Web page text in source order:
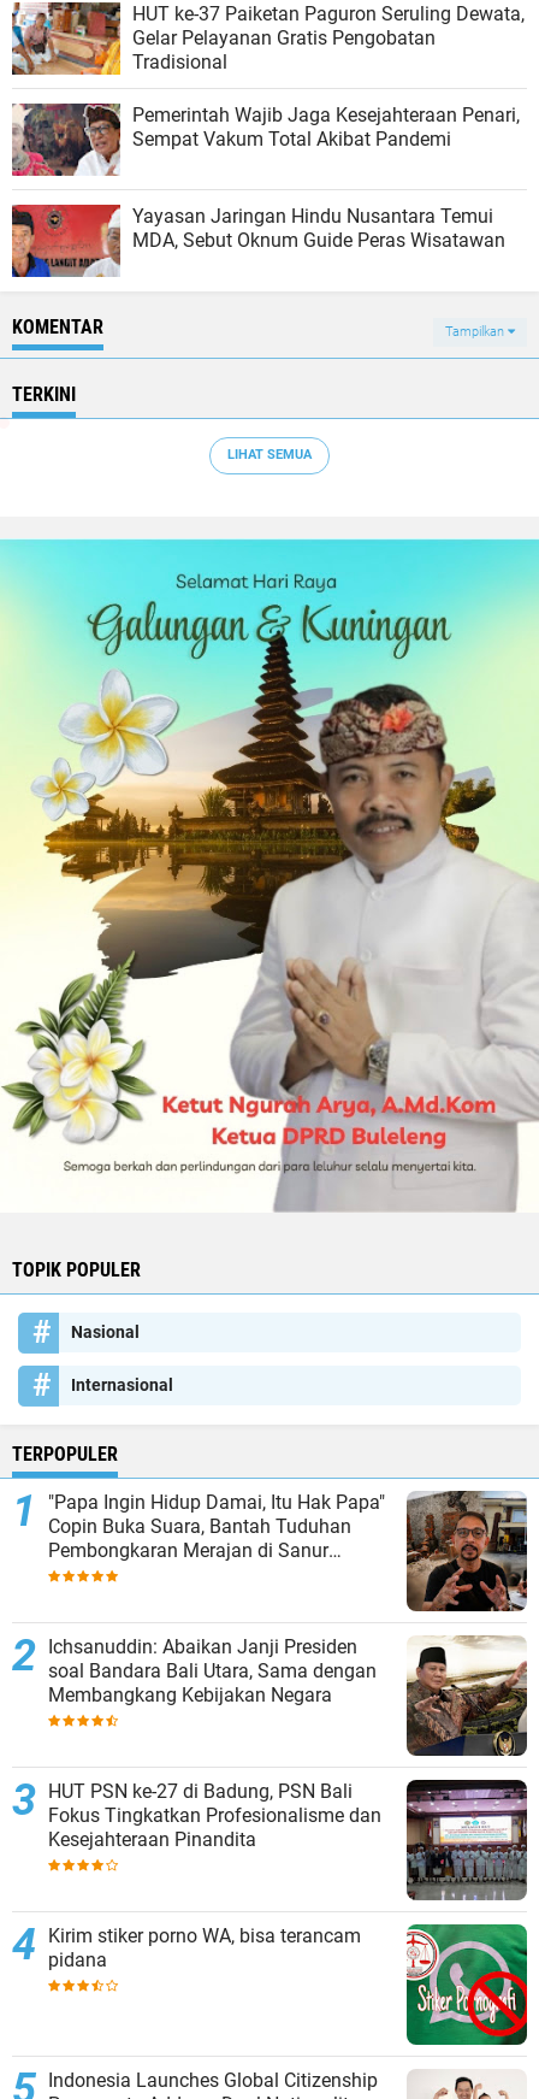
HUT ke-37 Paiketan Paguron Seruling Dewata,
Gelar Pelayanan Gratis Pengobatan
Tradisional
Pemerintah Wajib Jaga Kesejahteraan Penari,
Sempat Vakum Total Akibat Pandemi
Yayasan Jaringan Hindu Nusantara Temui
MDA, Sebut Oknum Guide Peras Wisatawan
KOMENTAR Tampilkan
TERKINI
LIHAT SEMUA
TOPIK POPULER
Nasional
Internasional
TERPOPULER
"Papa Ingin Hidup Damai, Itu Hak Papa"
Copin Buka Suara, Bantah Tuduhan
Pembongkaran Merajan di Sanur
Sepihak
Ichsanuddin: Abaikan Janji Presiden
soal Bandara Bali Utara, Sama dengan
Membangkang Kebijakan Negara
HUT PSN ke-27 di Badung, PSN Bali
Fokus Tingkatkan Profesionalisme dan
Kesejahteraan Pinandita
Kirim stiker porno WA, bisa terancam
pidana
Indonesia Launches Global Citizenship